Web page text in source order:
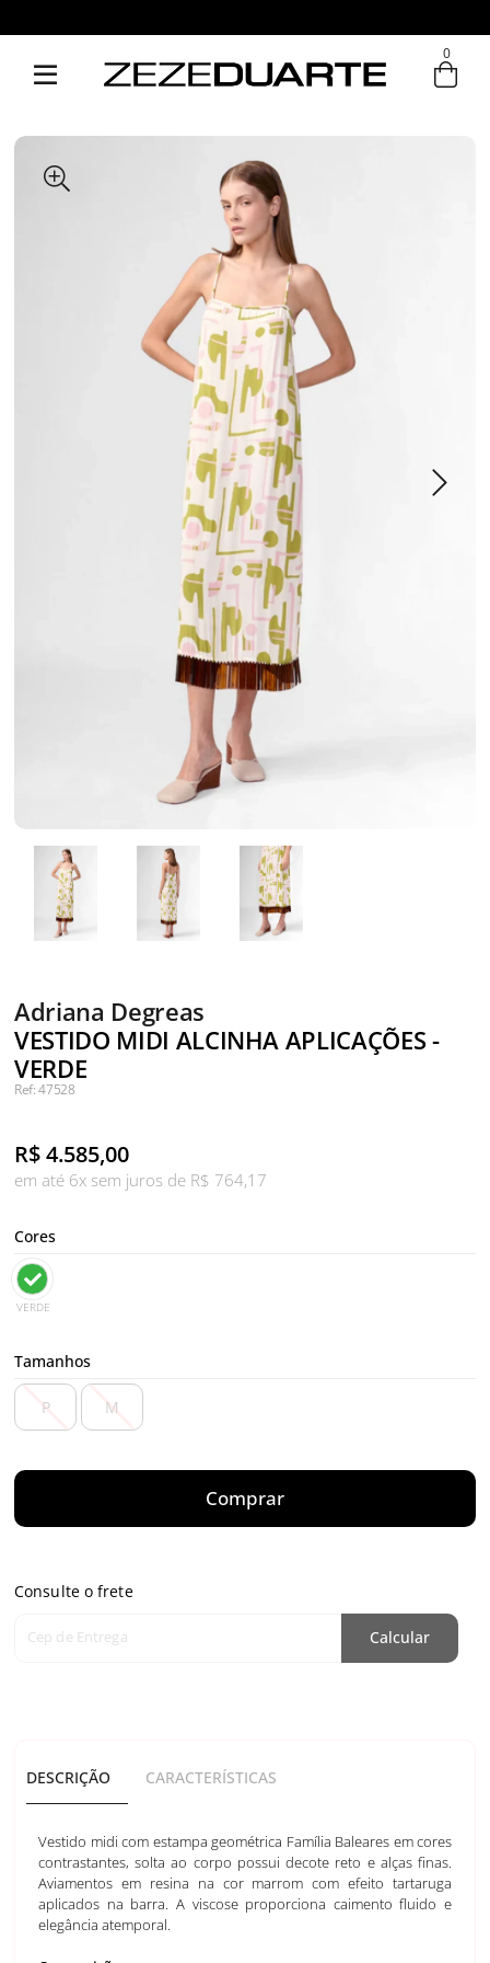
Entre com email ou cpf/cnpj
0
Adriana Degreas
VESTIDO MIDI ALCINHA APLICAÇÕES -
VERDE
Ref: 47528
R$4.585,00
em até 6x sem juros de R$ 764,17
Cores
VERDE
Tamanhos
P M
Comprar
Consulte o frete
Cep de Entrega Calcular
DESCRIÇÃO CARACTERÍSTICAS
Vestido midi com estampa geométrica Família Baleares em cores
contrastantes, solta ao corpo possui decote reto e alças finas.
Aviamentos em resina na cor marrom com efeito tartaruga
aplicados na barra. A viscose proporciona caimento fluido e
elegância atemporal.